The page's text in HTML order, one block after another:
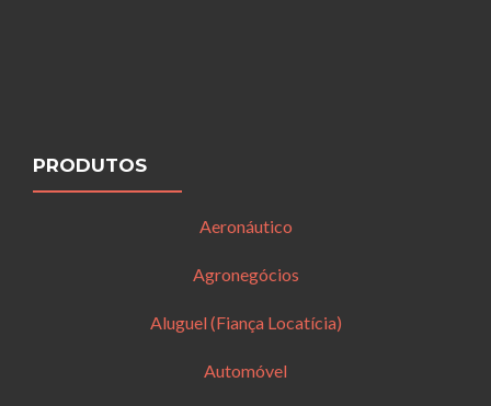
PRODUTOS
Aeronáutico
Agronegócios
Aluguel (Fiança Locatícia)
Automóvel